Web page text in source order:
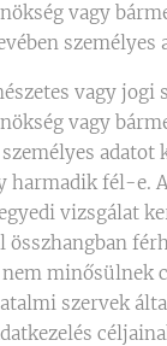
vagy
személyes
vagy jogi
vagy
adatot
harmadik fél-e.
vizsgálat
összhangban
minősülnek
szervek